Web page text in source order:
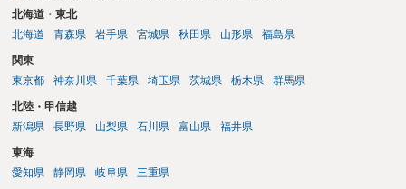
北海道・東北
北海道
青森県 岩手県 宮城県 秋田県 山形県 福島県
関東
東京都
神奈川県 千葉県 埼玉県 茨城県 栃木県 群馬県
北陸・甲信越
新潟県
長野県 山梨県 石川県 富山県 福井県
東海
愛知県
静岡県 岐阜県 三重県